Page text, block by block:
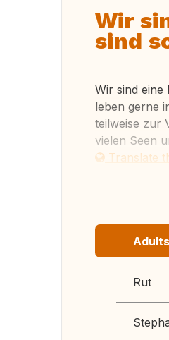
Wir
sind
Wir sind eine
leben gerne
teilweise zur
vielen Seen
Translate
Adults
Rut